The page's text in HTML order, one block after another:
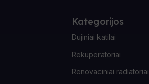
Kategorijos
Dujiniai katilai
Rekuperatoriai
Renovaciniai radiatoriai